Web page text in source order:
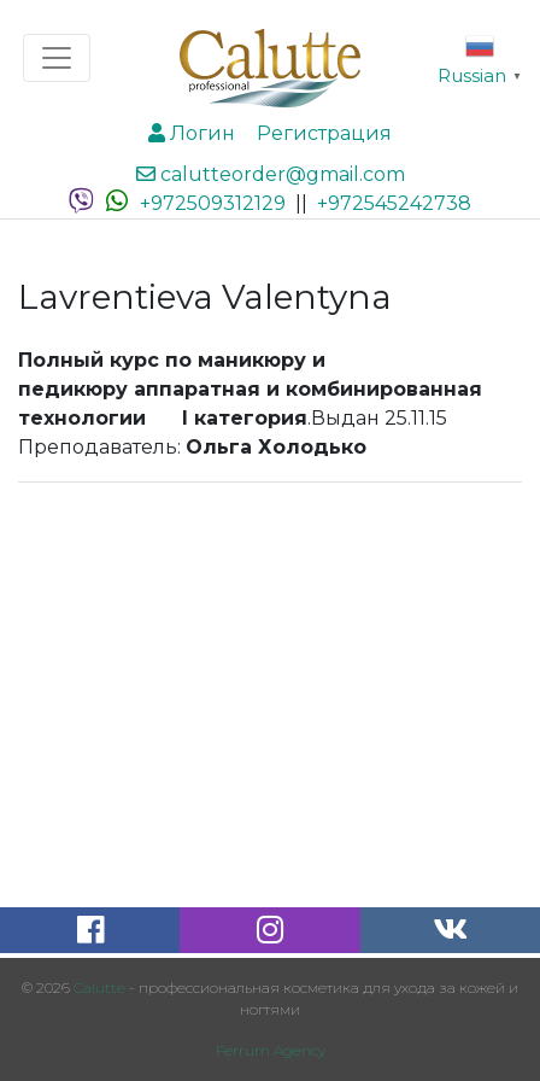
Логин
Регистрация
calutteorder@gmail.com
+972509312129
+972545242738
Russian ▼
Lavrentieva Valentyna
Полный курс по маникюру и
педикюру аппаратная и комбинированная
технологии I категория.Выдан 25.11.15
Преподаватель: Ольга Холодько
© 2026 Calutte - профессиональная косметика для ухода за кожей и
ногтями
Ferrum Agency